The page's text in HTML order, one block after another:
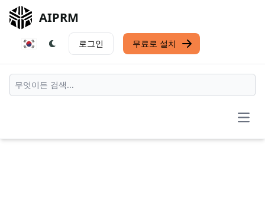
AIPRM
로그인 무료로 설치